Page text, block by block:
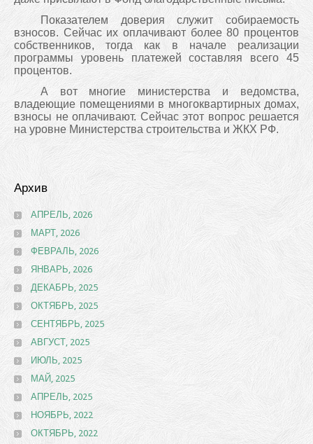
Показателем доверия служит собираемость
взносов. Сейчас их оплачивают более 80 процентов
собственников, тогда как в начале реализации
программы уровень платежей составляя всего 45
процентов.
А вот многие министерства и ведомства,
владеющие помещениями в многоквартирных домах,
взносы не оплачивают. Сейчас этот вопрос решается
на уровне Министерства строительства и ЖКХ РФ.
Архив
АПРЕЛЬ, 2026
МАРТ, 2026
ФЕВРАЛЬ, 2026
ЯНВАРЬ, 2026
ДЕКАБРЬ, 2025
ОКТЯБРЬ, 2025
СЕНТЯБРЬ, 2025
АВГУСТ, 2025
ИЮЛЬ, 2025
МАЙ, 2025
АПРЕЛЬ, 2025
НОЯБРЬ, 2022
ОКТЯБРЬ, 2022